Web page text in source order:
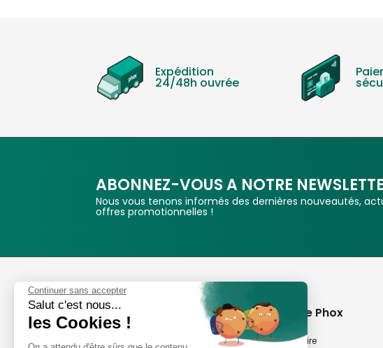
Expédition
24/48h ouvrée
ABONNEZ-VOUS A NOTRE
Nous vous tenons informés des dernières nouveautés,
offres promotionnelles !
Phox
Spécialiste de l'image
Suivez-nous
A propos de Phox
Notre savoir-faire
Continuer sans accepter
Salut c'est nous...
les Cookies !